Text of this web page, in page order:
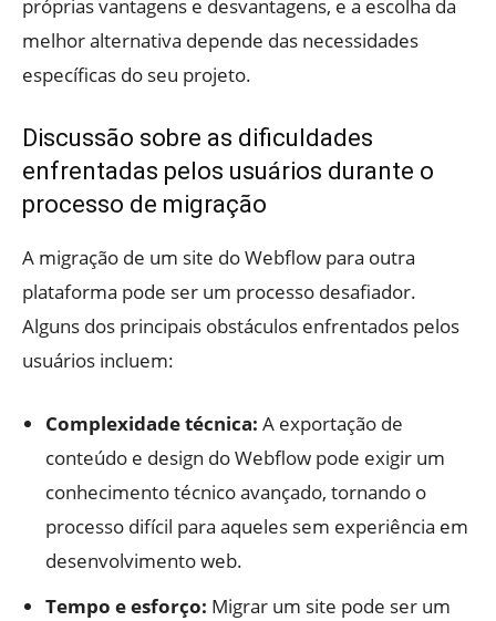
próprias vantagens e desvantagens, e a escolha da
melhor alternativa depende das necessidades
específicas do seu projeto.
Discussão sobre as dificuldades
enfrentadas pelos usuários durante o
processo de migração
A migração de um site do Webflow para outra
plataforma pode ser um processo desafiador.
Alguns dos principais obstáculos enfrentados pelos
usuários incluem:
Complexidade técnica: A exportação de
conteúdo e design do Webflow pode exigir um
conhecimento técnico avançado, tornando o
processo difícil para aqueles sem experiência em
desenvolvimento web.
Tempo e esforço: Migrar um site pode ser um